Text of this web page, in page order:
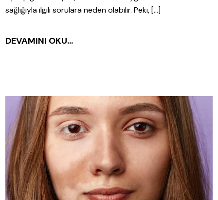
sağlığıyla ilgili sorulara neden olabilir. Peki, […]
DEVAMINI OKU...